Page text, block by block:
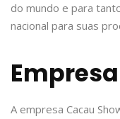
do mundo e para
nacional para suas
A empresa Cacau